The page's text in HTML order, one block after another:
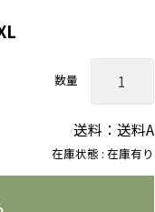
在庫状態 : 在庫有り
数量
送料：送料A